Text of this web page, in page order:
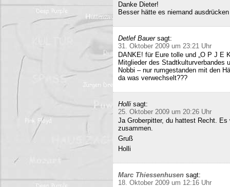
Danke Dieter!
Besser hätte es niemand
Detlef Bauer sagt:
31. Oktober 2009 um 23:21 Uhr
DANKE! für Eure tolle und „O P J E
Mitglieder des Stadtkulturverbandes
Nobbi – nur rumgestanden mit den
da was verwechselt???
Holli sagt:
25. Oktober 2009 um 20:26 Uhr
Ja Groberpitter, du hattest Recht.
zusammen.
Gruß
Holli
Marc Thiessenhusen sagt:
18. Oktober 2009 um 12:16 Uhr